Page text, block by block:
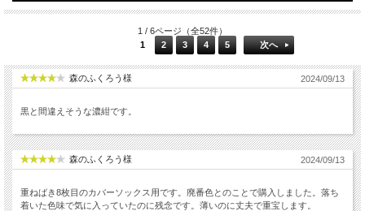
1 / 6ページ（全52件）
1
2 3 4 5 次へ
森のふくろう様 2024/09/13
黒と間違えそうな濃紺です。
森のふくろう様 2024/09/13
重ねばき8枚目のカバーソックス用です。廃番色とのことで購入しました。落ち
着いた色味で気に入っていたのに残念です。薄いのに丈夫で重宝します。